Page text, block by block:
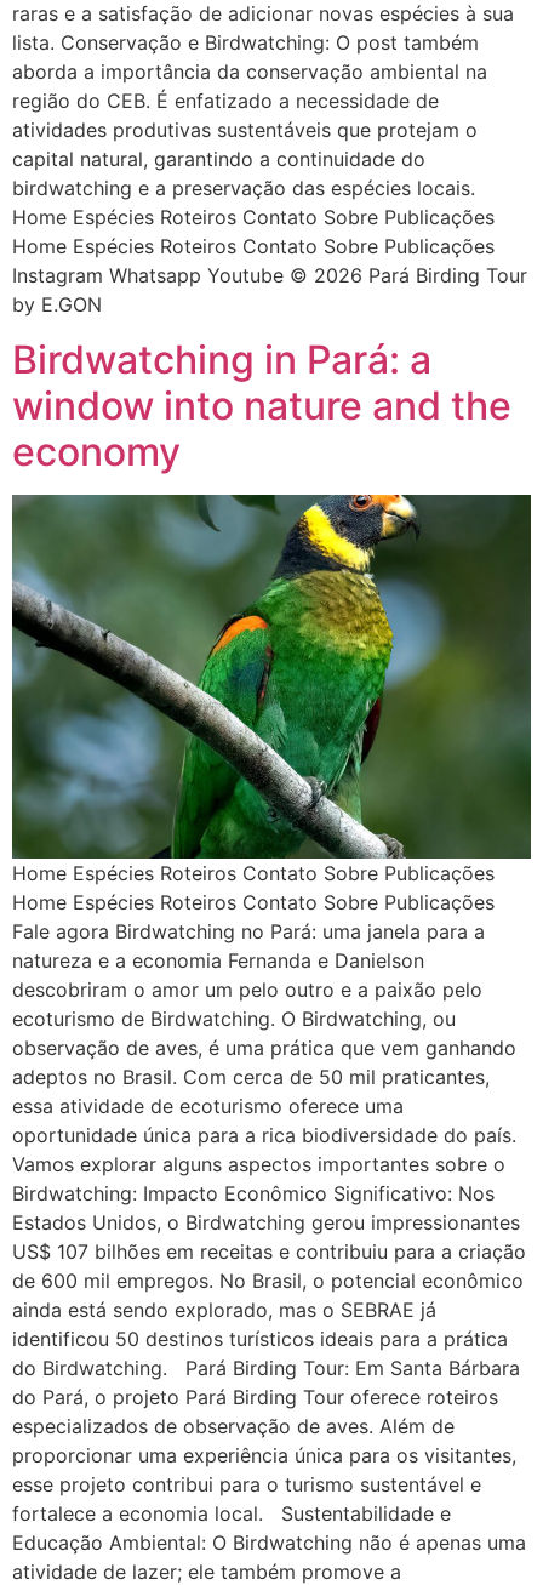
raras e a satisfação de adicionar novas espécies à sua
lista. Conservação e Birdwatching: O post também
aborda a importância da conservação ambiental na
região do CEB. É enfatizado a necessidade de
atividades produtivas sustentáveis que protejam o
capital natural, garantindo a continuidade do
birdwatching e a preservação das espécies locais.
Home Espécies Roteiros Contato Sobre Publicações
Home Espécies Roteiros Contato Sobre Publicações
Instagram Whatsapp Youtube © 2026 Pará Birding Tour
by E.GON
Birdwatching in Pará: a
window into nature and the
economy
Home Espécies Roteiros Contato Sobre Publicações
Home Espécies Roteiros Contato Sobre Publicações
Fale agora Birdwatching no Pará: uma janela para a
natureza e a economia Fernanda e Danielson
descobriram o amor um pelo outro e a paixão pelo
ecoturismo de Birdwatching. O Birdwatching, ou
observação de aves, é uma prática que vem ganhando
adeptos no Brasil. Com cerca de 50 mil praticantes,
essa atividade de ecoturismo oferece uma
oportunidade única para a rica biodiversidade do país.
Vamos explorar alguns aspectos importantes sobre o
Birdwatching: Impacto Econômico Significativo: Nos
Estados Unidos, o Birdwatching gerou impressionantes
US$ 107 bilhões em receitas e contribuiu para a criação
de 600 mil empregos. No Brasil, o potencial econômico
ainda está sendo explorado, mas o SEBRAE já
identificou 50 destinos turísticos ideais para a prática
do Birdwatching. Pará Birding Tour: Em Santa Bárbara
do Pará, o projeto Pará Birding Tour oferece roteiros
especializados de observação de aves. Além de
proporcionar uma experiência única para os visitantes,
esse projeto contribui para o turismo sustentável e
fortalece a economia local. Sustentabilidade e
Educação Ambiental: O Birdwatching não é apenas uma
atividade de lazer; ele também promove a